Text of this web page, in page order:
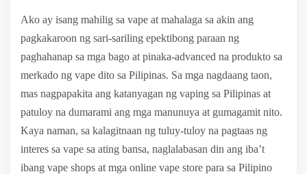
Ako ay isang mahilig sa vape at mahalaga sa akin ang
pagkakaroon ng sari-sariling epektibong paraan ng
paghahanap sa mga bago at pinaka-advanced na produkto sa
merkado ng vape dito sa Pilipinas. Sa mga nagdaang taon,
mas nagpapakita ang katanyagan ng vaping sa Pilipinas at
patuloy na dumarami ang mga manunuya at gumagamit nito.
Kaya naman, sa kalagitnaan ng tuluy-tuloy na pagtaas ng
interes sa vape sa ating bansa, naglalabasan din ang iba’t
ibang vape shops at mga online vape store para sa Pilipino